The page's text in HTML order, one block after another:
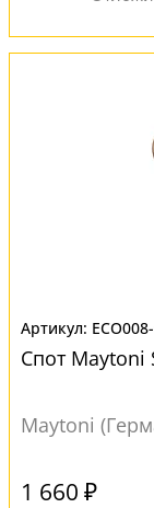
Спот Maytoni
Maytoni
1 660 ₽